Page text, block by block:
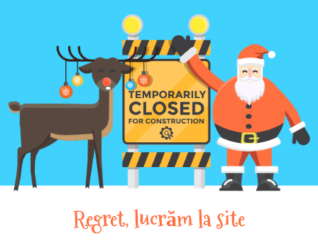
Regret, lucrăm la site